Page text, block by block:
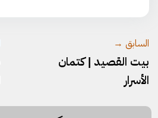
السابق →
بيت القصيد | كتمان
الأسرار